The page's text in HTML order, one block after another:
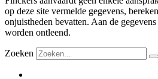
op deze site vermelde gegevens,
onjuistheden bevatten. Aan de
worden ontleend.
Zoeken